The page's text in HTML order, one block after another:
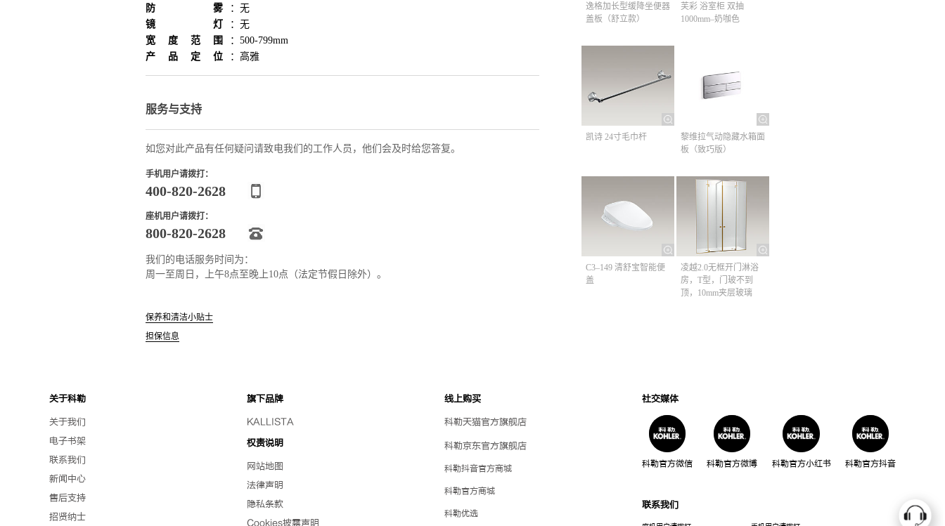
防雾
： 无
镜灯
： 无
宽度范围
： 500-799mm
产品定位
： 高雅
服务与支持
如您对此产品有任何疑问请致电我们的工作人员，他们会及时给您答复。
手机用户请拨打：
400-820-2628
座机用户请拨打：
800-820-2628
我们的电话服务时间为：
周一至周日，上午8点至晚上10点（法定节假日除外）。
保养和清洁小贴士
担保信息
逸格加长型缓降坐便器
盖板（舒立款）
芙彩 浴室柜 双抽
1000mm–奶咖色
凯诗 24寸毛巾杆​
黎维拉气动隐藏水箱面
板（致巧版）
C3–149 清舒宝智能便
盖
凌越2.0无框开门淋浴
房，T型，门玻不到
顶，10mm夹层玻璃
关于科勒
关于我们
电子书架
联系我们
新闻中心
售后支持
招贤纳士
旗下品牌
KALLISTA
权责说明
网站地图
法律声明
隐私条款
Cookies披露声明
线上购买
科勒天猫官方旗舰店
科勒京东官方旗舰店
科勒抖音官方商城
科勒官方商城
科勒优选
社交媒体
科勒官方微信 科勒官方微博 科勒官方小红书 科勒官方抖音
联系我们